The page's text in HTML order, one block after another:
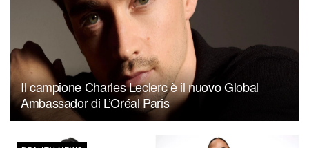
Il campione Charles Leclerc è il nuovo Global
Ambassador di L’Oréal Paris